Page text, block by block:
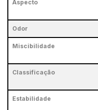
Aspecto
Odor
Miscibilidade
Classificação
Estabilidade